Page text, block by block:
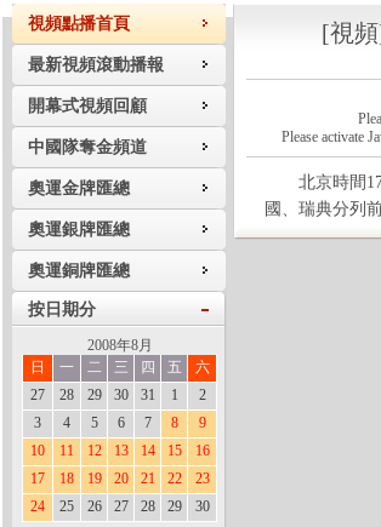
視頻點播首頁
最新視頻滾動播報
開幕式視頻回顧
中國隊奪金頻道
奧運金牌匯總
奧運銀牌匯總
奧運銅牌匯總
按日期分
2008年8月
日
一 二 三 四 五
六
27
28 29 30 31 1
2
3
4 5 6 7 8
9
10
11 12 13 14 15
16
17
18 19 20 21 22
23
24
25 26 27 28 29 30
[視
Please activate
北京時間17
國、瑞典分列